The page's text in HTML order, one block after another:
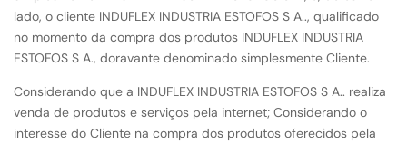
lado, o cliente INDUFLEX INDUSTRIA ESTOFOS S A.., qualificado
no momento da compra dos produtos INDUFLEX INDUSTRIA
ESTOFOS S A., doravante denominado simplesmente Cliente.
Considerando que a INDUFLEX INDUSTRIA ESTOFOS S A.. realiza
venda de produtos e serviços pela internet; Considerando o
interesse do Cliente na compra dos produtos oferecidos pela